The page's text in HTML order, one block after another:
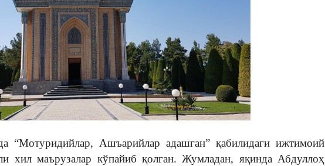
“Мотуридийлар, Ашъарийлар адашган” қабилидаги ижтимоий
хил маърузалар кўпайиб қолган. Жумладан, яқинда Абдуллоҳ